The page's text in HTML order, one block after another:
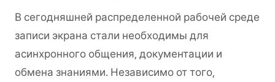
В сегодняшней распределенной рабочей среде
записи экрана стали необходимы для
асинхронного общения, документации и
обмена знаниями. Независимо от того,